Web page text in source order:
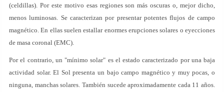
(celdillas). Por este motivo esas regiones son más oscuras o, mejor dicho,
menos luminosas. Se caracterizan por presentar potentes flujos de campo
magnético. En ellas suelen estallar enormes erupciones solares o eyecciones
de masa coronal (EMC).
Por el contrario, un "mínimo solar" es el estado caracterizado por una baja
actividad solar. El Sol presenta un bajo campo magnético y muy pocas, o
ninguna, manchas solares. También sucede aproximadamente cada 11 años.